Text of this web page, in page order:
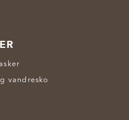
vandresko